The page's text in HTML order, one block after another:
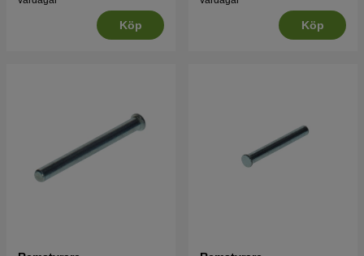
Köp Köp